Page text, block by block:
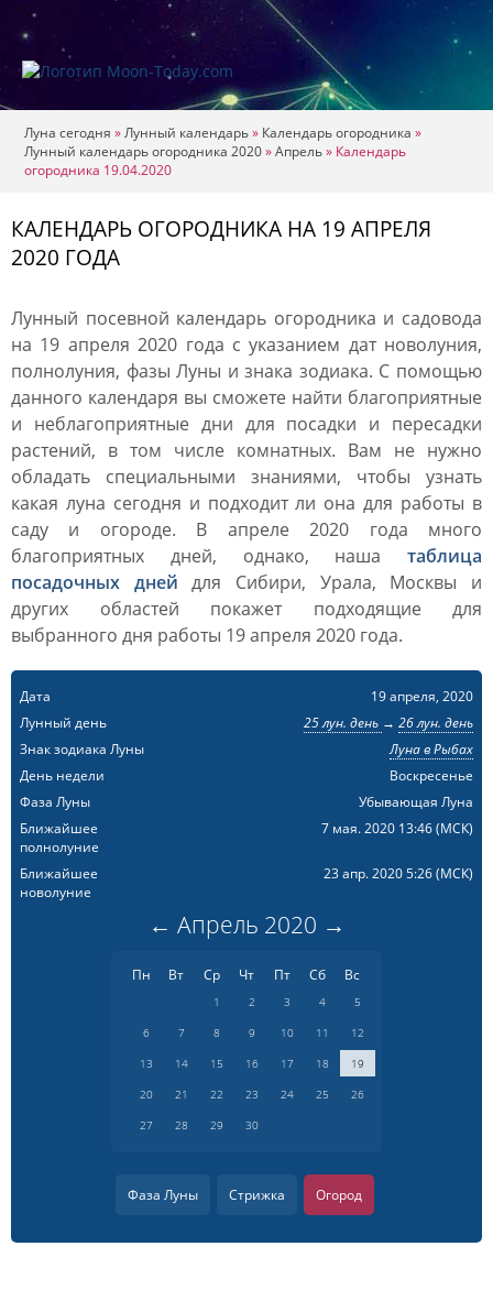
Луна сегодня »Лунный календарь» Календарь огородника »
Лунный календарь огородника 2020»Апрель» Календарь
огородника 19.04.2020
КАЛЕНДАРЬ ОГОРОДНИКА НА 19 АПРЕЛЯ
2020 ГОДА
Лунный посевной календарь огородника и садовода
на 19 апреля 2020 года с указанием дат новолуния,
полнолуния, фазы Луны и знака зодиака. С помощью
данного календаря вы сможете найти благоприятные
и неблагоприятные дни для посадки и пересадки
растений, в том числе комнатных. Вам не нужно
обладать специальными знаниями, чтобы узнать
какая луна сегодня и подходит ли она для работы в
саду и огороде. В апреле 2020 года много
благоприятных дней, однако, наша таблица
посадочных дней для Сибири, Урала, Москвы и
других областей покажет подходящие для
выбранного дня работы 19 апреля 2020 года.
Дата
19 апреля, 2020
Лунный день
25 лун. день → 26 лун. день
Знак зодиака Луны
Луна в Рыбах
День недели
Воскресенье
Фаза Луны
Убывающая Луна
Ближайшее
полнолуние
7 мая. 2020 13:46(МСК)
Ближайшее
новолуние
23 апр. 2020 5:26(МСК)
← Апрель 2020 →
Пн Вт Ср Чт Пт Сб Вс
1 2 3 4
5
6
7 8 9 10 11
12
13
14 15 16 17 18
19
20
21 22 23 24 25
26
27
28 29 30
Фаза Луны Стрижка Огород